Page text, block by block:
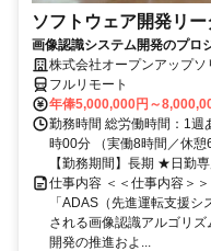
ソフトウェア開発リー
画像認識システム開発のプロ
株式会社オープンアップソ
フルリモート
年俸5,000,000円～
勤務時間 総労働時間：1
時00分 （実働8時間／休
【勤務期間】長期 ★日勤
仕事内容 ＜＜仕事内容＞
「ADAS（先進運転支援
される画像認識アルゴリ
開発の推進およ...